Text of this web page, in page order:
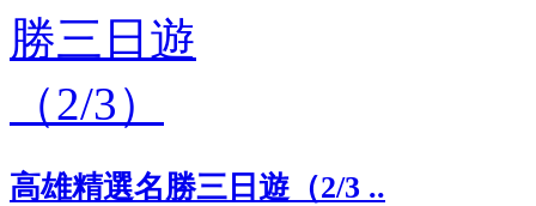
高雄精選名勝三日遊（2/3 ..